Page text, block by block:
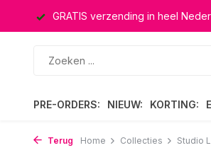
GRATIS verzending in heel
PRE-ORDERS: NIEUW: KORTING:
Terug Home Collecties Studio